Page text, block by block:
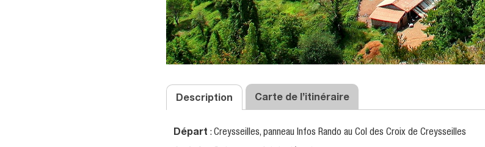
Description Carte de l’itinéraire
Départ : Creysseilles, panneau Infos Rando au Col des Croix de Creysseilles